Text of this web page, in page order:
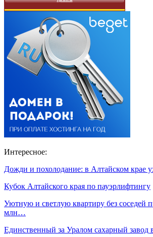
Интересное:
Дожди и похолодание: в Алтайском крае
Кубок Алтайского края по пауэрлифтингу
Уютную и светлую квартиру без соседей
млн…
Единственный за Уралом сахарный